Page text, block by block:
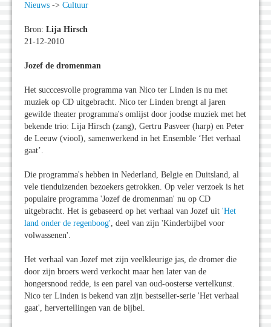
Nieuws -> Cultuur
Bron: Lija Hirsch
21-12-2010
Jozef de dromenman
Het succcesvolle programma van Nico ter Linden is nu met
muziek op CD uitgebracht. Nico ter Linden brengt al jaren
gewilde theater programma's omlijst door joodse muziek met het
bekende trio: Lija Hirsch (zang), Gertru Pasveer (harp) en Peter
de Leeuw (viool), samenwerkend in het Ensemble ‘Het verhaal
gaat’.
Die programma's hebben in Nederland, Belgie en Duitsland, al
vele tienduizenden bezoekers getrokken. Op veler verzoek is het
populaire programma 'Jozef de dromenman' nu op CD
uitgebracht. Het is gebaseerd op het verhaal van Jozef uit 'Het
land onder de regenboog', deel van zijn 'Kinderbijbel voor
volwassenen'.
Het verhaal van Jozef met zijn veelkleurige jas, de dromer die
door zijn broers werd verkocht maar hen later van de
hongersnood redde, is een parel van oud-oosterse vertelkunst.
Nico ter Linden is bekend van zijn bestseller-serie 'Het verhaal
gaat', hervertellingen van de bijbel.